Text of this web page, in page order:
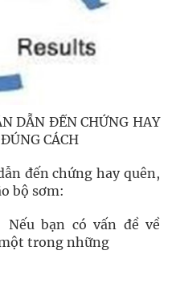
DẪN ĐẾN CHỨNG HAY
CÁCH
đến chứng hay quên,
bộ sơm:
Nếu bạn có vấn đề về
trong những